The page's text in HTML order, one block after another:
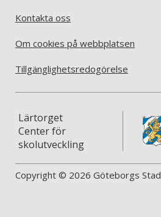
Kontakta oss
Om cookies på webbplatsen
Tillgänglighetsredogörelse
Lärtorget
Center för
skolutveckling
Copyright © 2026 Göteborgs Stad